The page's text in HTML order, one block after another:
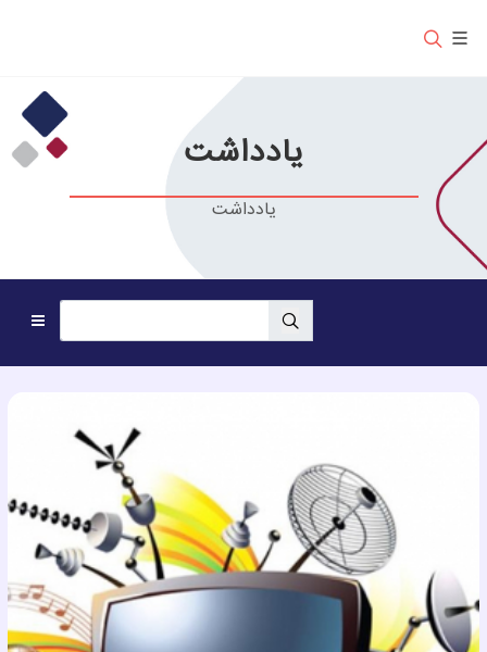
یادداشت
یادداشت